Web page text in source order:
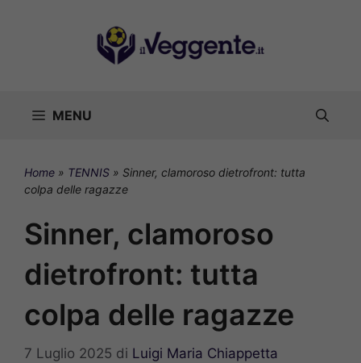
MENU
Home » TENNIS » Sinner, clamoroso dietrofront: tutta
colpa delle ragazze
Sinner, clamoroso
dietrofront: tutta
colpa delle ragazze
7 Luglio 2025 di Luigi Maria Chiappetta